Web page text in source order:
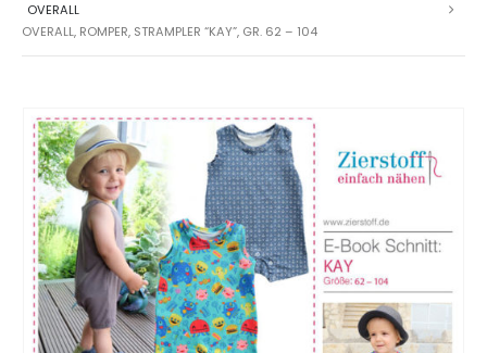
OVERALL
OVERALL, ROMPER, STRAMPLER “KAY”, GR. 62 – 104